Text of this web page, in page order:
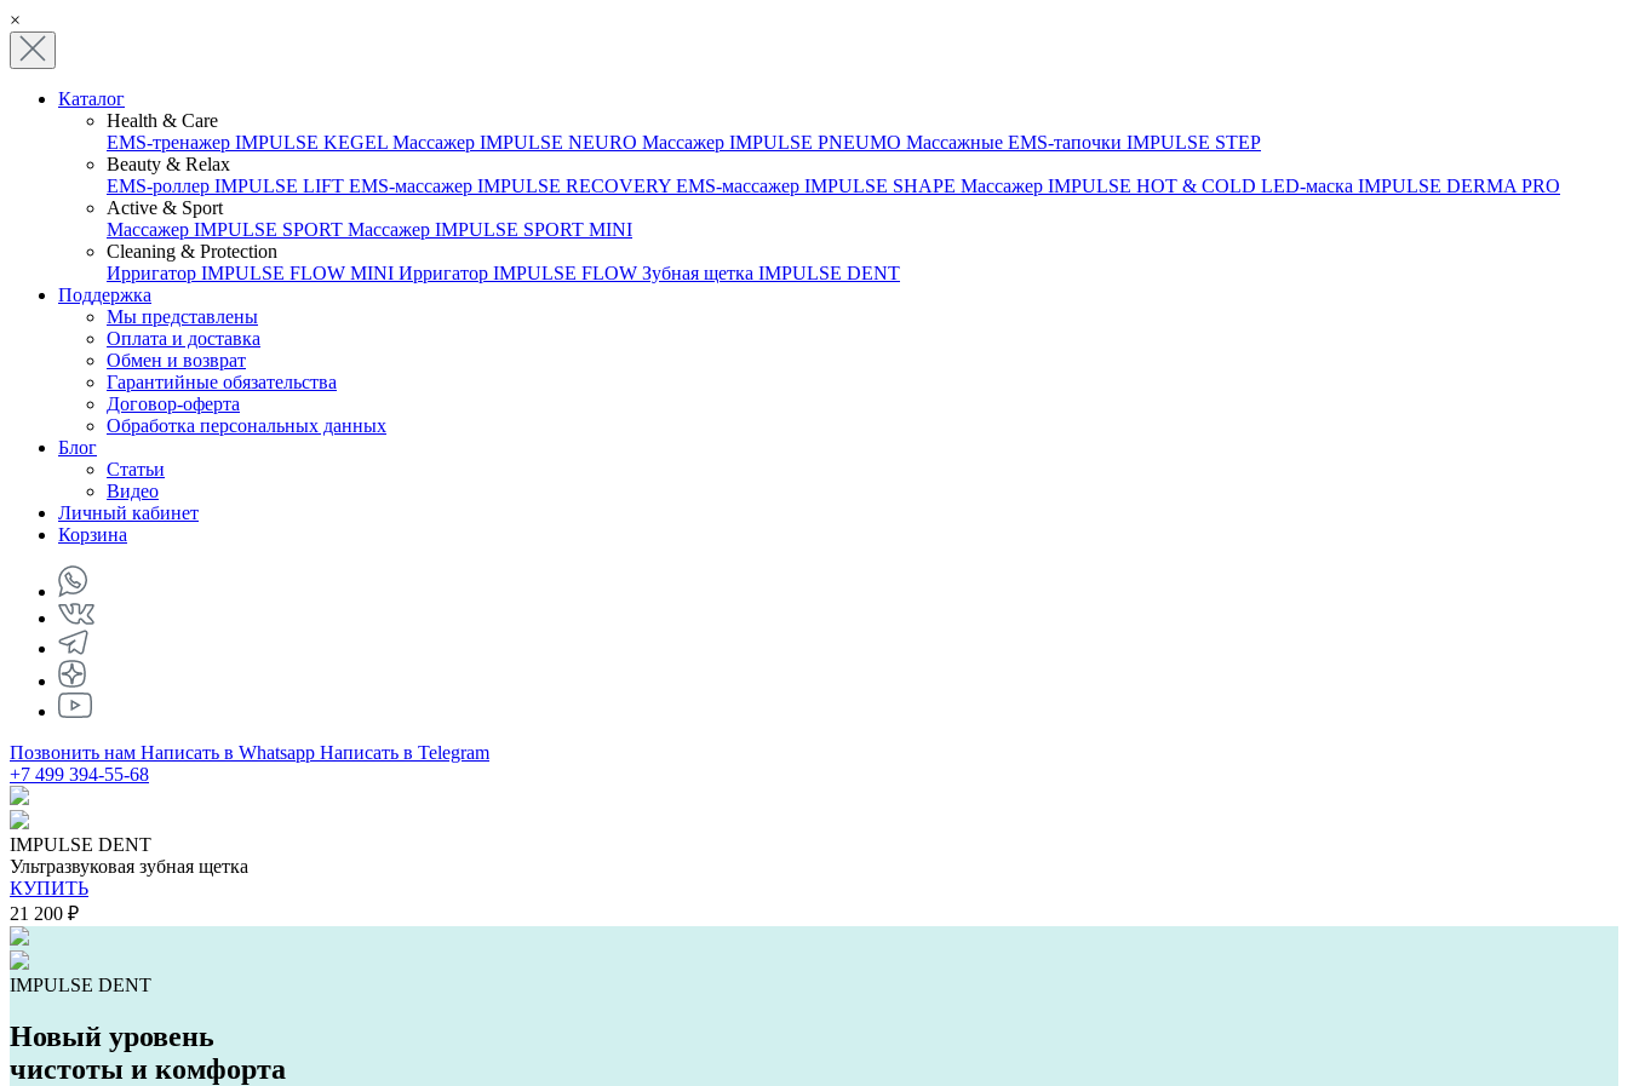
×
Каталог
Health & Care
EMS-тренажер IMPULSE KEGEL Массажер IMPULSE NEURO Массажер IMPULSE PNEUMO Массажные EMS-тапочки IMPULSE STEP
Beauty & Relax
EMS-роллер IMPULSE LIFT EMS-массажер IMPULSE RECOVERY EMS-массажер IMPULSE SHAPE Массажер IMPULSE HOT & COLD LED-маска IMPULSE DERMA PRO
Active & Sport
Массажер IMPULSE SPORT Массажер IMPULSE SPORT MINI
Cleaning & Protection
Ирригатор IMPULSE FLOW MINI Ирригатор IMPULSE FLOW Зубная щетка IMPULSE DENT
Поддержка
Мы представлены
Оплата и доставка
Обмен и возврат
Гарантийные обязательства
Договор-оферта
Обработка персональных данных
Блог
Статьи
Видео
Личный кабинет
Корзина
Позвонить нам Написать в Whatsapp Написать в Telegram
+7 499 394-55-68
IMPULSE DENT
Ультразвуковая зубная щетка
КУПИТЬ
21 200 ₽
IMPULSE DENT
Новый уровень
чистоты и комфорта